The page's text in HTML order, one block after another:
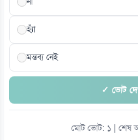
হ্যাঁ
মন্তব্য নেই
✓ ভোট
মোট ভোট: ১ | শেষ